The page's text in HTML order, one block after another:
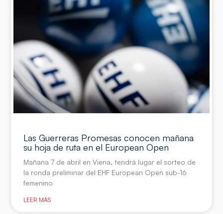
Las Guerreras Promesas conocen mañana
su hoja de ruta en el European Open
Mañana 7 de abril en Viena, tendrá lugar el sorteo de
la ronda preliminar del EHF European Open sub-16
femenino
LEER MÁS